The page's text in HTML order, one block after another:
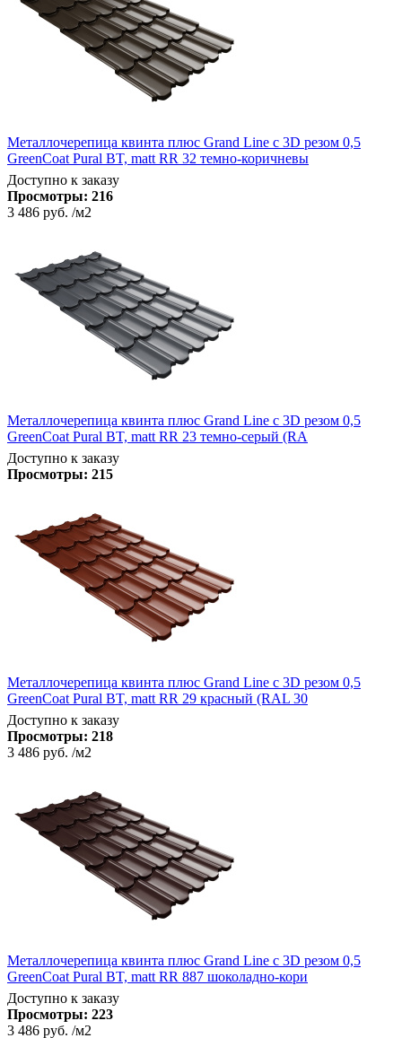
Металлочерепица квинта плюс Grand Line c 3D резом 0,5
GreenCoat Pural BT, matt RR 32 темно-коричневы
Доступно к заказу
Просмотры: 216
3 486 руб. /м2
Металлочерепица квинта плюс Grand Line c 3D резом 0,5
GreenCoat Pural BT, matt RR 23 темно-серый (RA
Доступно к заказу
Просмотры: 215
Металлочерепица квинта плюс Grand Line c 3D резом 0,5
GreenCoat Pural BT, matt RR 29 красный (RAL 30
Доступно к заказу
Просмотры: 218
3 486 руб. /м2
Металлочерепица квинта плюс Grand Line c 3D резом 0,5
GreenCoat Pural BT, matt RR 887 шоколадно-кори
Доступно к заказу
Просмотры: 223
3 486 руб. /м2